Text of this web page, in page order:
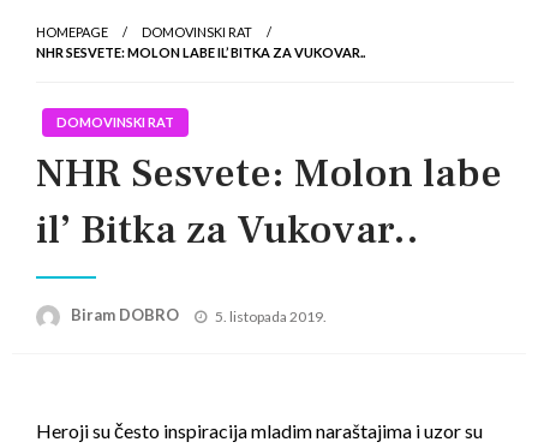
HOMEPAGE
DOMOVINSKI RAT
NHR SESVETE: MOLON LABE IL’ BITKA ZA VUKOVAR..
DOMOVINSKI RAT
NHR Sesvete: Molon labe
il’ Bitka za Vukovar..
Biram DOBRO
Posted
5. listopada 2019.
Heroji su često inspiracija mladim naraštajima i uzor su